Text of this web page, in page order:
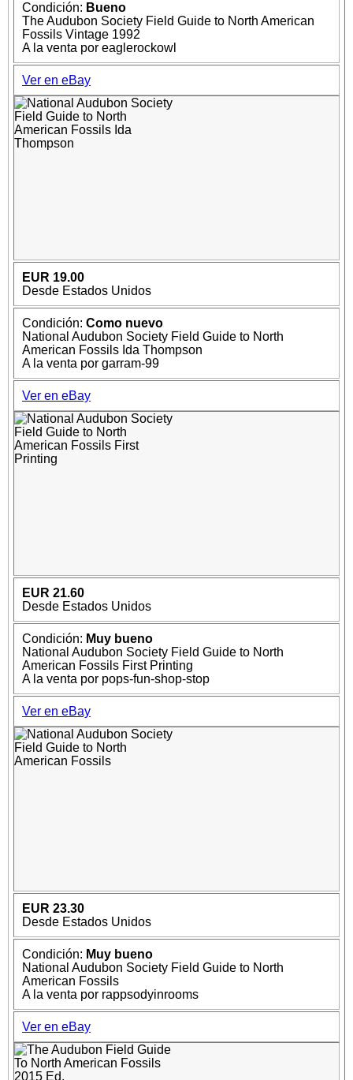
Condición: Bueno
The Audubon Society Field Guide to North American
Fossils Vintage 1992
A la venta por eaglerockowl
Ver en eBay
EUR 19.00
Desde Estados Unidos
Condición: Como nuevo
National Audubon Society Field Guide to North
American Fossils Ida Thompson
A la venta por garram-99
Ver en eBay
EUR 21.60
Desde Estados Unidos
Condición: Muy bueno
National Audubon Society Field Guide to North
American Fossils First Printing
A la venta por pops-fun-shop-stop
Ver en eBay
EUR 23.30
Desde Estados Unidos
Condición: Muy bueno
National Audubon Society Field Guide to North
American Fossils
A la venta por rappsodyinrooms
Ver en eBay